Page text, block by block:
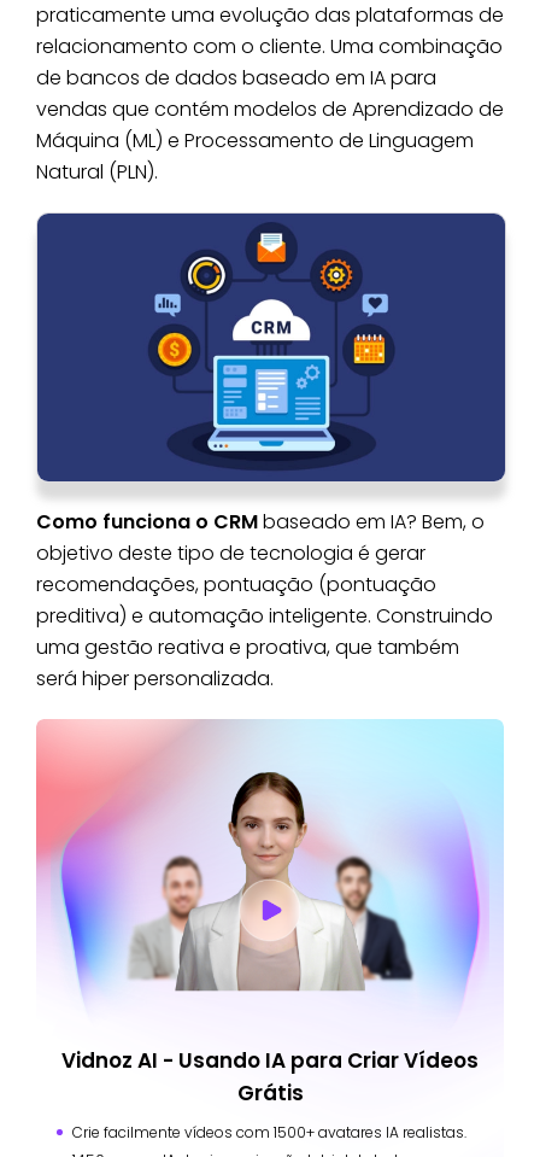
praticamente uma evolução das plataformas de
relacionamento com o cliente. Uma combinação
de bancos de dados baseado em IA para
vendas que contém modelos de Aprendizado de
Máquina (ML) e Processamento de Linguagem
Natural (PLN).
Como funciona o CRMbaseado em IA? Bem, o
objetivo deste tipo de tecnologia é gerar
recomendações, pontuação (pontuação
preditiva) e automação inteligente. Construindo
uma gestão reativa e proativa, que também
será hiper personalizada.
Vidnoz AI - Usando IA para Criar Vídeos
Grátis
Crie facilmente vídeos com 1500+ avatares IA realistas.